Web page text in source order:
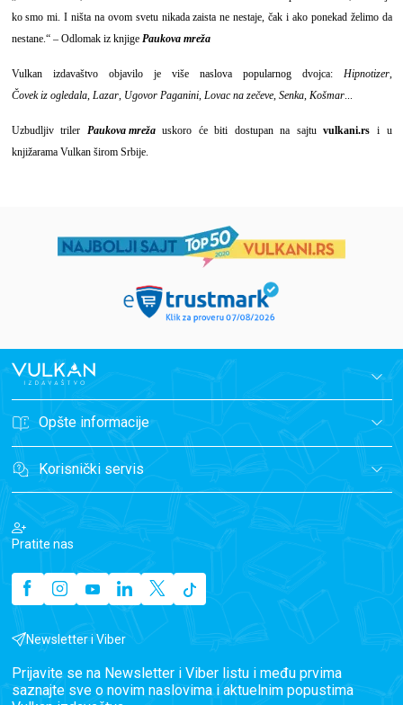
ko smo mi. I ništa na ovom svetu nikada zaista ne nestaje, čak i ako ponekad želimo da
nestane.“ – Odlomak iz knjige Paukova mreža
Vulkan izdavaštvo objavilo je više naslova popularnog dvojca: Hipnotizer,
Čovek iz ogledala, Lazar, Ugovor Paganini, Lovac na zečeve, Senka, Košmar...
Uzbudljiv triler Paukova mrežauskoro će biti dostupan na sajtuvulkani.rs i u
knjižarama Vulkan širom Srbije.
Opšte informacije
Korisnički servis
Pratite nas
Newsletter i Viber
Prijavite se na Newsletter i Viber listu i među prvima
saznajte sve o novim naslovima i aktuelnim popustima